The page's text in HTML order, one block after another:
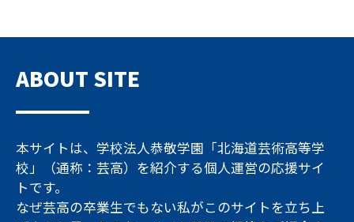
ABOUT SITE
本サイトは、学校法人恭敬学園「北海道芸術高等学
校」（通称：芸高）を紹介する個人運営の応援サイ
トです。
なぜ芸高の卒業生でもない私がこのサイトを立ち上